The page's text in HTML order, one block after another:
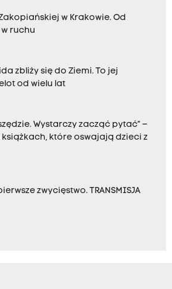
w Krakowie. Od
ruchu
zbliży się do Ziemi. To jej
od wielu lat
Wystarczy zacząć pytać” –
książkach, które oswajają dzieci z
zwycięstwo. TRANSMISJA